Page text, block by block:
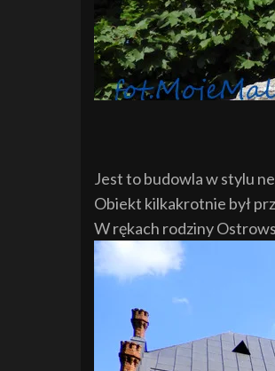
Jest to budowla w stylu
Obiekt kilkakrotnie był
W rękach rodziny